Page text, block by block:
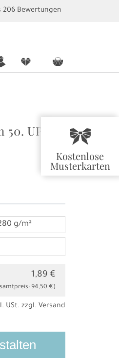
r
Kostenlose
Musterkarten
206 Bewertungen
f c
UPS
g/m²
1,89 €
94,50 €)
USt. zzgl. Versand